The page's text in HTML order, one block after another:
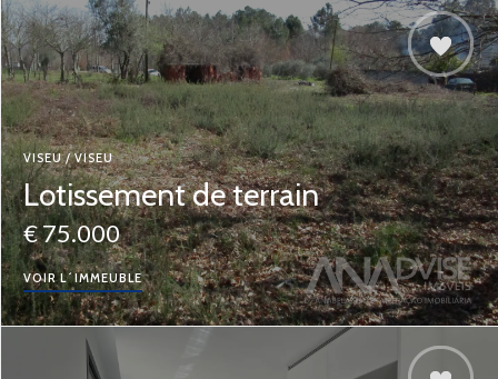
VISEU / VISEU
Lotissement de terrain
€ 75.000
VOIR L´IMMEUBLE